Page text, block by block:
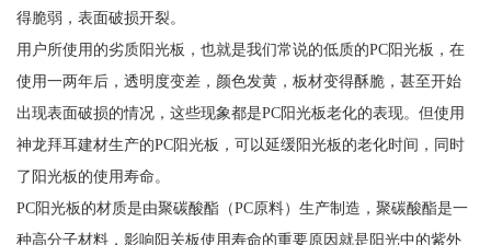
得脆弱，表面破损开裂。
用户所使用的劣质阳光板，也就是我们常说的低质的PC阳光板，在
使用一两年后，透明度变差，颜色发黄，板材变得酥脆，甚至开始
出现表面破损的情况，这些现象都是PC阳光板老化的表现。但使用
神龙拜耳建材生产的PC阳光板，可以延缓阳光板的老化时间，同时
了阳光板的使用寿命。
PC阳光板的材质是由聚碳酸酯（PC原料）生产制造，聚碳酸酯是一
种高分子材料，影响阳关板使用寿命的重要原因就是阳光中的紫外